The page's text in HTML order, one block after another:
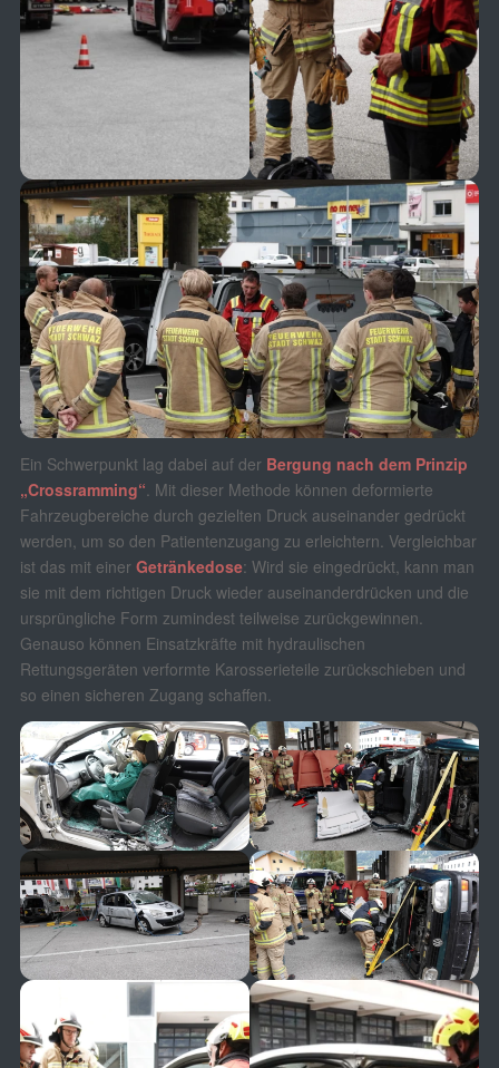
Ein Schwerpunkt lag dabei auf der Bergung nach dem Prinzip
„Crossramming“ . Mit dieser Methode können deformierte
Fahrzeugbereiche durch gezielten Druck auseinander gedrückt
werden, um so den Patientenzugang zu erleichtern. Vergleichbar
ist das mit einer Getränkedose: Wird sie eingedrückt, kann man
sie mit dem richtigen Druck wieder auseinanderdrücken und die
ursprüngliche Form zumindest teilweise zurückgewinnen.
Genauso können Einsatzkräfte mit hydraulischen
Rettungsgeräten verformte Karosserieteile zurückschieben und
so einen sicheren Zugang schaffen.